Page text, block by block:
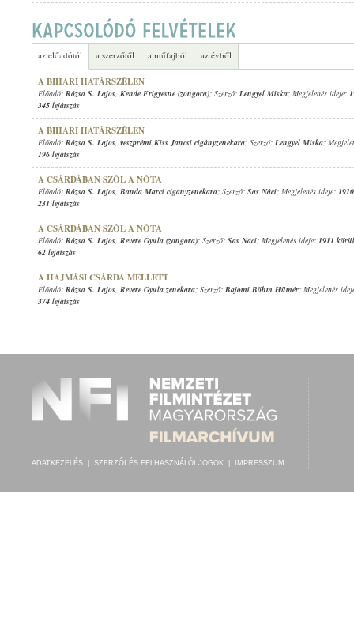
RÓZSA S. LAJOS REVERE GYULA (ZONGORA)
az előadótól a szerzőtől a műfajból az évből
A BIHARI HATÁRSZÉLEN
Előadó: Rózsa S. Lajos, Kende Frigyesné (zongora); Szerző: Lengyel Miska; Megjelenés ideje:
345 lejátszás
A BIHARI HATÁRSZÉLEN
Előadó: Rózsa S. Lajos, veszprémi Kiss Jancsi cigányzenekara; Szerző: Lengyel Miska;
196 lejátszás
A CSÁRDÁBAN SZÓL A NÓTA
Előadó: Rózsa S. Lajos, Banda Marci cigányzenekara; Szerző: Sas Náci; Megjelenés ideje:
231 lejátszás
A CSÁRDÁBAN SZÓL A NÓTA
Előadó: Rózsa S. Lajos, Revere Gyula (zongora); Szerző: Sas Náci; Megjelenés ideje: 1911 körül
62 lejátszás
A HAJMÁSI CSÁRDA MELLETT
Előadó: Rózsa S. Lajos, Revere Gyula zenekara; Szerző: Bajomi Böhm Hümér; Megjelenés
374 lejátszás
ADATKEZELÉS SZERZŐI ÉS FELHASZNÁLÓI JOGOK IMPRESSZUM